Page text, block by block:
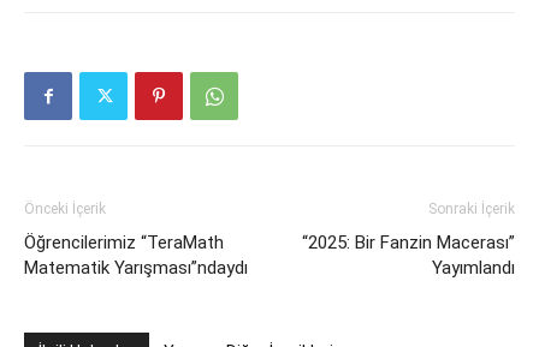
Önceki İçerik
Öğrencilerimiz “TeraMath
Matematik Yarışması”ndaydı
Sonraki İçerik
“2025: Bir Fanzin Macerası”
Yayımlandı